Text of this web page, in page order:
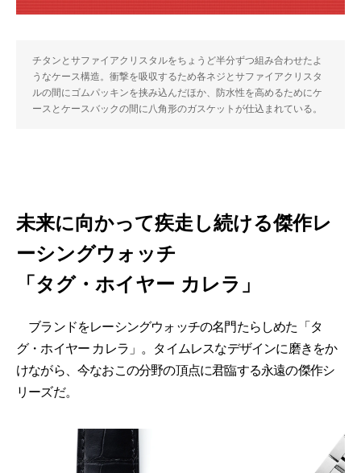
チタンとサファイアクリスタルをちょうど半分ずつ組み合わせたよ
うなケース構造。衝撃を吸収するため各ネジとサファイアクリスタ
ルの間にゴムパッキンを挟み込んだほか、防水性を高めるためにケ
ースとケースバックの間に八角形のガスケットが仕込まれている。
未来に向かって疾走し続ける傑作レ
ーシングウォッチ
「タグ・ホイヤー カレラ」
ブランドをレーシングウォッチの名門たらしめた「タ
グ・ホイヤー カレラ」。タイムレスなデザインに磨きをか
けながら、今なおこの分野の頂点に君臨する永遠の傑作シ
リーズだ。